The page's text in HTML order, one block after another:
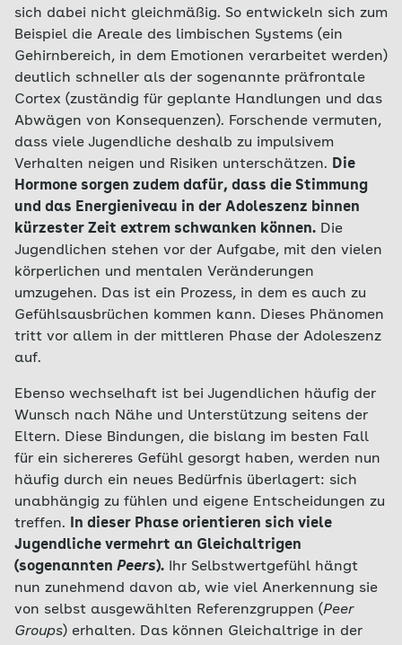
sich dabei nicht gleichmäßig. So entwickeln sich zum
Beispiel die Areale des limbischen Systems (ein
Gehirnbereich, in dem Emotionen verarbeitet werden)
deutlich schneller als der sogenannte präfrontale
Cortex (zuständig für geplante Handlungen und das
Abwägen von Konsequenzen). Forschende vermuten,
dass viele Jugendliche deshalb zu impulsivem
Verhalten neigen und Risiken unterschätzen. Die
Hormone sorgen zudem dafür, dass die Stimmung
und das Energieniveau in der Adoleszenz binnen
kürzester Zeit extrem schwanken können. Die
Jugendlichen stehen vor der Aufgabe, mit den vielen
körperlichen und mentalen Veränderungen
umzugehen. Das ist ein Prozess, in dem es auch zu
Gefühlsausbrüchen kommen kann. Dieses Phänomen
tritt vor allem in der mittleren Phase der Adoleszenz
auf.
Ebenso wechselhaft ist bei Jugendlichen häufig der
Wunsch nach Nähe und Unterstützung seitens der
Eltern. Diese Bindungen, die bislang im besten Fall
für ein sichereres Gefühl gesorgt haben, werden nun
häufig durch ein neues Bedürfnis überlagert: sich
unabhängig zu fühlen und eigene Entscheidungen zu
treffen.
In dieser Phase orientieren sich viele
Jugendliche vermehrt an Gleichaltrigen
(sogenannten Peers). Ihr Selbstwertgefühl hängt
nun zunehmend davon ab, wie viel Anerkennung sie
von selbst ausgewählten Referenzgruppen (Peer
Groups) erhalten. Das können Gleichaltrige in der